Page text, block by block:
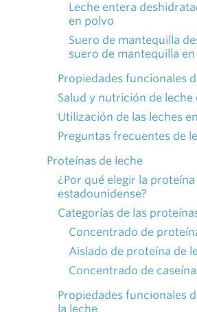
Leche entera
en polvo
Suero de mantequilla
suero de mantequilla
Propiedades funcionales
Salud y nutrición de leche
Utilización de las leches
Preguntas frecuentes de
Proteínas de leche
¿Por qué elegir la
estadounidense?
Categorías de las
Concentrado de
Aislado de proteína de
Concentrado de
Propiedades funcionales
la leche